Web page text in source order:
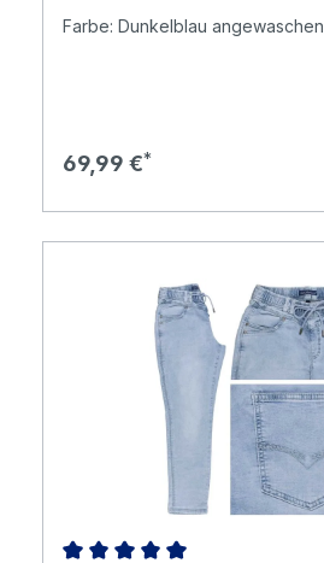
Farbe: Dunkelblau angewaschen
Regulärer Preis:
69,99 €